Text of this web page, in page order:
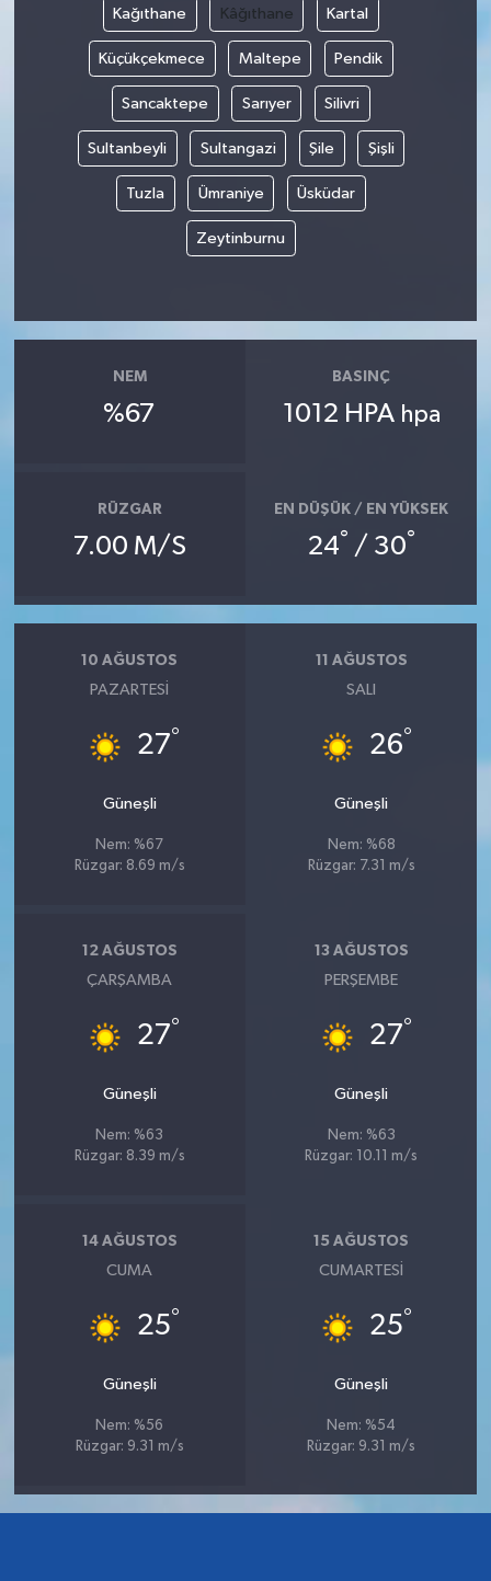
Kağıthane Kâğıthane Kartal
Küçükçekmece Maltepe Pendik
Sancaktepe Sarıyer Silivri
Sultanbeyli Sultangazi Şile Şişli
Tuzla Ümraniye Üsküdar
Zeytinburnu
NEM
%67
BASINÇ
1012 HPA hpa
RÜZGAR
7.00 M/S
EN DÜŞÜK / EN YÜKSEK
24° / 30°
10 AĞUSTOS
PAZARTESI
27°
Güneşli
Nem: %67
Rüzgar: 8.69 m/s
11 AĞUSTOS
SALI
26°
Güneşli
Nem: %68
Rüzgar: 7.31 m/s
12 AĞUSTOS
ÇARŞAMBA
27°
Güneşli
Nem: %63
Rüzgar: 8.39 m/s
13 AĞUSTOS
PERŞEMBE
27°
Güneşli
Nem: %63
Rüzgar: 10.11 m/s
14 AĞUSTOS
CUMA
25°
Güneşli
Nem: %56
Rüzgar: 9.31 m/s
15 AĞUSTOS
CUMARTESI
25°
Güneşli
Nem: %54
Rüzgar: 9.31 m/s